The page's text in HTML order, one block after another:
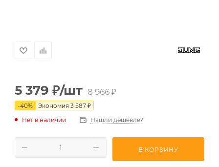
5 379 ₽/шт 8 966₽
-40% Экономия 3 587 ₽
Нет в наличии
Нашли дешевле?
В КОРЗИНУ